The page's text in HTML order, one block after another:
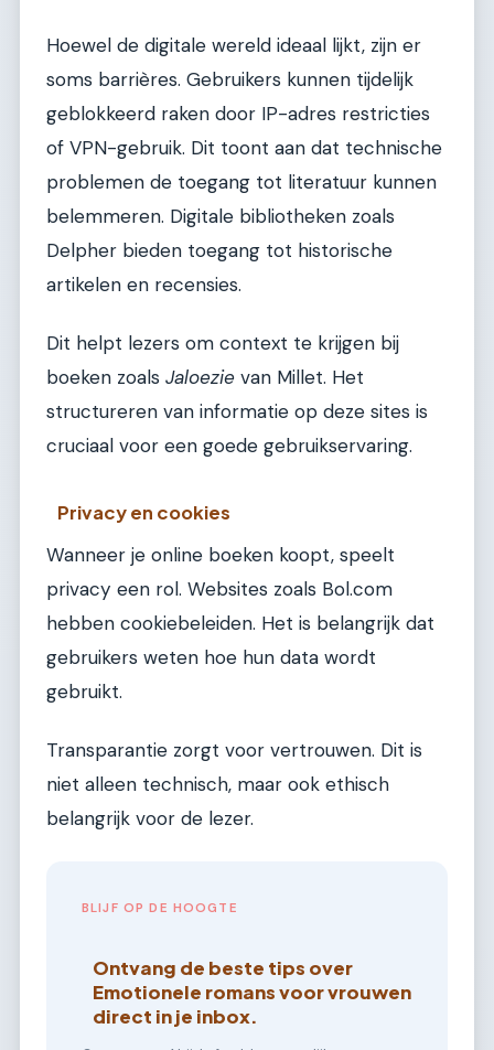
Hoewel de digitale wereld ideaal lijkt, zijn er
soms barrières. Gebruikers kunnen tijdelijk
geblokkeerd raken door IP-adres restricties
of VPN-gebruik. Dit toont aan dat technische
problemen de toegang tot literatuur kunnen
belemmeren. Digitale bibliotheken zoals
Delpher bieden toegang tot historische
artikelen en recensies.
Dit helpt lezers om context te krijgen bij
boeken zoals Jaloezie van Millet. Het
structureren van informatie op deze sites is
cruciaal voor een goede gebruikservaring.
Privacy en cookies
Wanneer je online boeken koopt, speelt
privacy een rol. Websites zoals Bol.com
hebben cookiebeleiden. Het is belangrijk dat
gebruikers weten hoe hun data wordt
gebruikt.
Transparantie zorgt voor vertrouwen. Dit is
niet alleen technisch, maar ook ethisch
belangrijk voor de lezer.
BLIJF OP DE HOOGTE
Ontvang de beste tips over
Emotionele romans voor vrouwen
direct in je inbox.